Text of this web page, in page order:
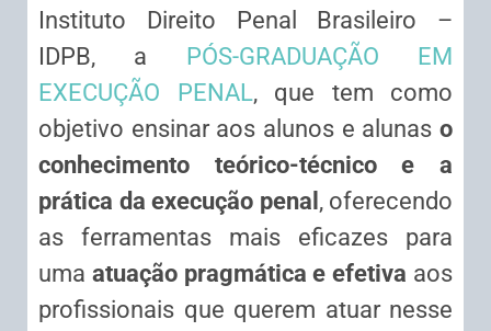
Instituto Direito Penal Brasileiro –
IDPB, a
PÓS-GRADUAÇÃO EM
EXECUÇÃO PENAL, que tem como
objetivo ensinar aos alunos e alunas o
conhecimento teórico-técnico e a
prática da execução penal , oferecendo
as ferramentas mais eficazes para
uma atuação pragmática e efetiva aos
profissionais que querem atuar nesse